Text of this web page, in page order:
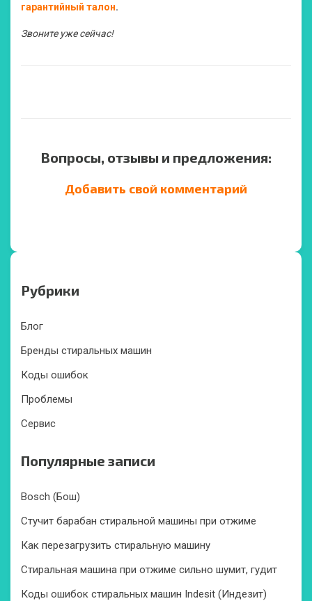
гарантийный талон.
Звоните уже сейчас!
Вопросы, отзывы и предложения:
Добавить свой комментарий
Рубрики
Блог
Бренды стиральных машин
Коды ошибок
Проблемы
Сервис
Популярные записи
Bosch (Бош)
Стучит барабан стиральной машины при отжиме
Как перезагрузить стиральную машину
Стиральная машина при отжиме сильно шумит, гудит
Коды ошибок стиральных машин Indesit (Индезит)